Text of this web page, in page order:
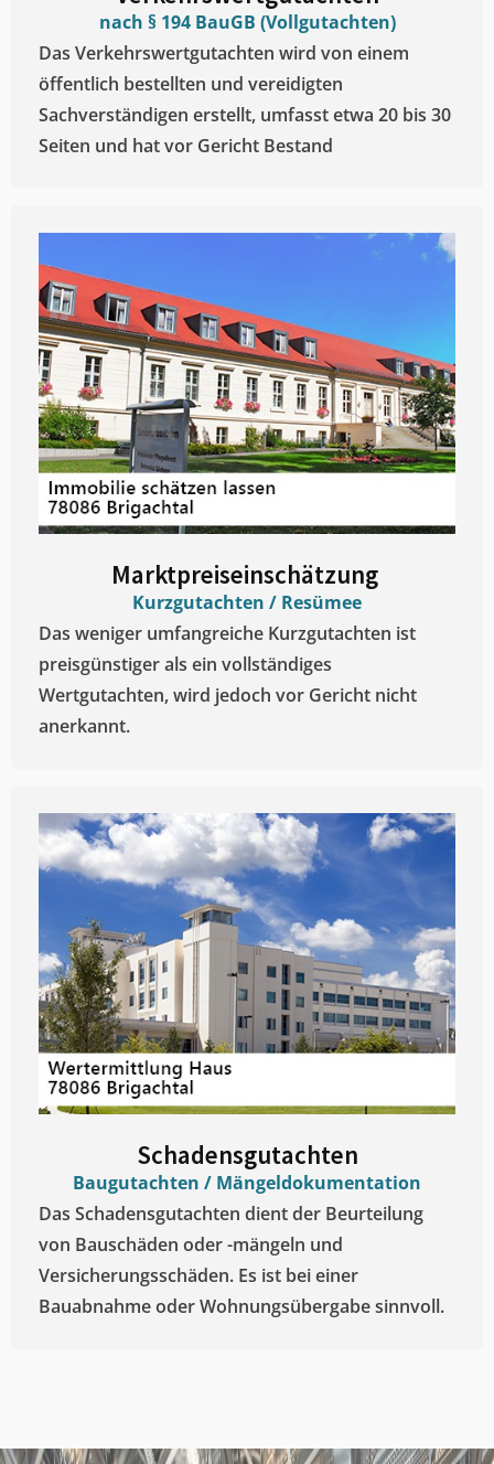
nach § 194 BauGB (Vollgutachten)
Das Verkehrswertgutachten wird von einem
öffentlich bestellten und vereidigten
Sachverständigen erstellt, umfasst etwa 20 bis 30
Seiten und hat vor Gericht Bestand
Marktpreiseinschätzung ​
Kurzgutachten / Resümee
Das weniger umfangreiche Kurzgutachten ist
preisgünstiger als ein vollständiges
Wertgutachten, wird jedoch vor Gericht nicht
anerkannt.
Schadensgutachten
Baugutachten / Mängeldokumentation
Das Schadensgutachten dient der Beurteilung
von Bauschäden oder -mängeln und
Versicherungsschäden. Es ist bei einer
Bauabnahme oder Wohnungsübergabe sinnvoll.